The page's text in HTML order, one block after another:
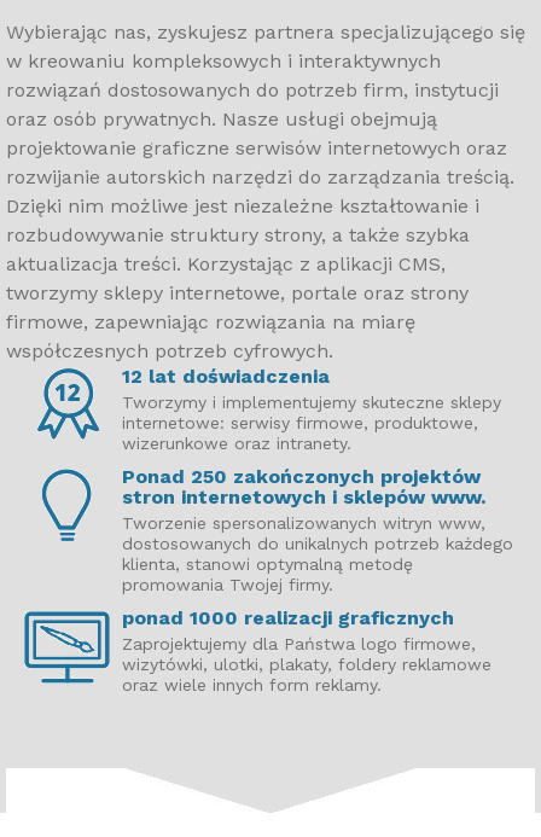
Wybierając nas, zyskujesz partnera specjalizującego się
w kreowaniu kompleksowych i interaktywnych
rozwiązań dostosowanych do potrzeb firm, instytucji
oraz osób prywatnych. Nasze usługi obejmują
projektowanie graficzne serwisów internetowych oraz
rozwijanie autorskich narzędzi do zarządzania treścią.
Dzięki nim możliwe jest niezależne kształtowanie i
rozbudowywanie struktury strony, a także szybka
aktualizacja treści. Korzystając z aplikacji CMS,
tworzymy sklepy internetowe, portale oraz strony
firmowe, zapewniając rozwiązania na miarę
współczesnych potrzeb cyfrowych.
12 lat doświadczenia
Tworzymy i implementujemy skuteczne sklepy
internetowe: serwisy firmowe, produktowe,
wizerunkowe oraz intranety.
Ponad 250 zakończonych projektów
stron internetowych i sklepów www.
Tworzenie spersonalizowanych witryn www,
dostosowanych do unikalnych potrzeb każdego
klienta, stanowi optymalną metodę
promowania Twojej firmy.
ponad 1000 realizacji graficznych
Zaprojektujemy dla Państwa logo firmowe,
wizytówki, ulotki, plakaty, foldery reklamowe
oraz wiele innych form reklamy.